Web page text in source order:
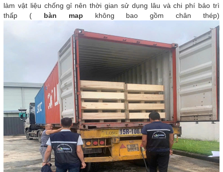
làm vật liệu chống gỉ nên thời gian sử dụng lâu và chi phí bảo trì
thấp ( bàn map không bao gồm chân thép)